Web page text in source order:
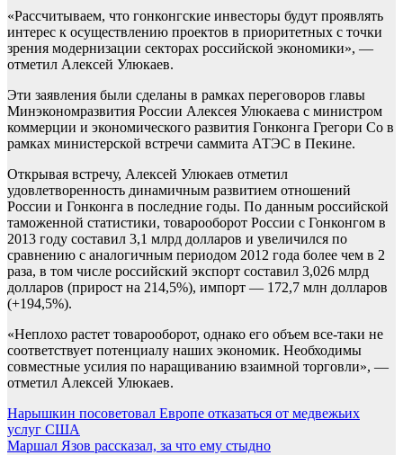
«Рассчитываем, что гонконгские инвесторы будут проявлять
интерес к осуществлению проектов в приоритетных с точки
зрения модернизации секторах российской экономики», —
отметил Алексей Улюкаев.
Эти заявления были сделаны в рамках переговоров главы
Минэкономразвития России Алексея Улюкаева с министром
коммерции и экономического развития Гонконга Грегори Со в
рамках министерской встречи саммита АТЭС в Пекине.
Открывая встречу, Алексей Улюкаев отметил
удовлетворенность динамичным развитием отношений
России и Гонконга в последние годы. По данным российской
таможенной статистики, товарооборот России с Гонконгом в
2013 году составил 3,1 млрд долларов и увеличился по
сравнению с аналогичным периодом 2012 года более чем в 2
раза, в том числе российский экспорт составил 3,026 млрд
долларов (прирост на 214,5%), импорт — 172,7 млн долларов
(+194,5%).
«Неплохо растет товарооборот, однако его объем все-таки не
соответствует потенциалу наших экономик. Необходимы
совместные усилия по наращиванию взаимной торговли», —
отметил Алексей Улюкаев.
Навигация
по
Нарышкин посоветовал Европе отказаться от медвежьих
услуг США
Маршал Язов рассказал, за что ему стыдно